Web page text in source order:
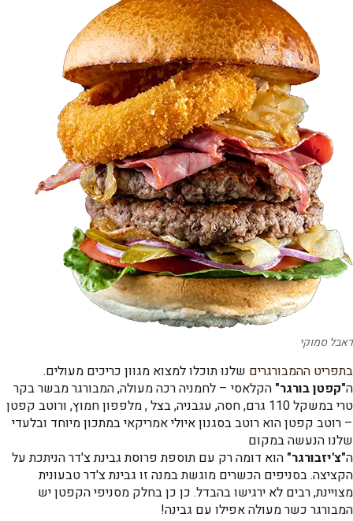
דאבל סמוקי
בתפריט ההמבורגרים שלנו תוכלו למצוא מגוון כריכים מעולים.
ה"קפטן בורגר" הקלאסי – לחמניה רכה מעולה, המבורגר מבשר בקר
טרי במשקל 110 גרם, חסה, עגבניה, בצל , מלפפון חמוץ, ורוטב קפטן
– רוטב קפטן הוא רוטב בסגנון איולי אמריקאי במתכון מיוחד ובלעדי
שלנו הנעשה במקום
ה"צ'יזבורגר" הוא דומה רק עם תוספת פרוסת גבינת צ'דר הניתכת על
הקציצה. בסניפים הכשרים מוגשת במנה זו גבינת צ'דר טבעונית
מצויינת, רבים לא ירגישו בהבדל. כן כן בחלק מסניפי הקפטן יש
המבורגר כשר מעולה אפילו עם גבינה!